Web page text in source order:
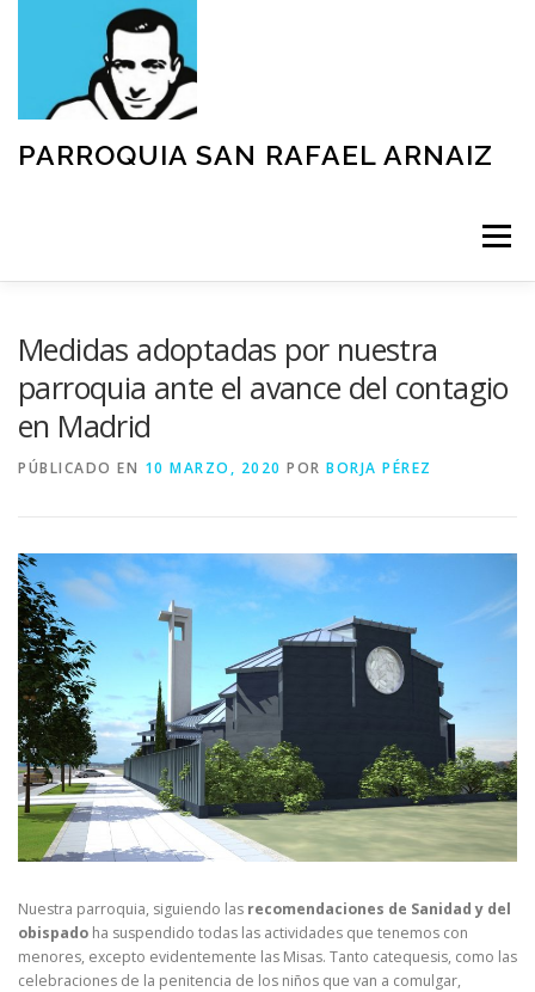
PARROQUIA SAN RAFAEL ARNAIZ
Menú
GRUPOS
Medidas adoptadas por nuestra
parroquia ante el avance del contagio
en Madrid
PÚBLICADO EN 10 MARZO, 2020 POR BORJA PÉREZ
Nuestra parroquia, siguiendo las recomendaciones de Sanidad y del
obispado ha suspendido todas las actividades que tenemos con
menores, excepto evidentemente las Misas. Tanto catequesis, como las
celebraciones de la penitencia de los niños que van a comulgar,